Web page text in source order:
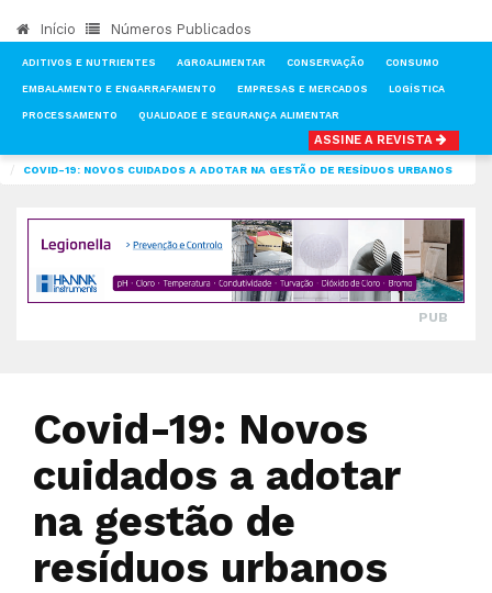
Início Números Publicados
ADITIVOS E NUTRIENTES AGROALIMENTAR CONSERVAÇÃO CONSUMO
EMBALAMENTO E ENGARRAFAMENTO EMPRESAS E MERCADOS LOGÍSTICA
PROCESSAMENTO QUALIDADE E SEGURANÇA ALIMENTAR
ASSINE A REVISTA
QUALIDADE E SEGURANÇA ALIMENTAR
COVID-19: NOVOS CUIDADOS A ADOTAR NA GESTÃO DE RESÍDUOS URBANOS
PUB
Covid-19: Novos
cuidados a adotar
na gestão de
resíduos urbanos